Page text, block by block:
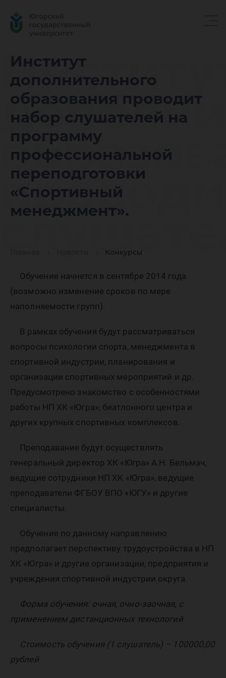
Институт
дополнительного
образования проводит
набор слушателей на
программу
профессиональной
переподготовки
«Спортивный
менеджмент».
Конкурсы
Обучение начнется в сентябре 2014 года
(возможно изменение сроков по мере
наполняемости групп).
В рамках обучения будут рассматриваться
вопросы психологии спорта, менеджмента в
спортивной индустрии, планирования и
организации спортивных мероприятий и др.
Предусмотрено знакомство с особенностями
работы НП ХК «Югра», биатлонного центра и
других крупных спортивных комплексов.
Преподавание будут осуществлять
генеральный директор ХК «Югра» А.Н. Бельмач,
ведущие сотрудники НП ХК «Югра», ведущие
преподаватели ФГБОУ ВПО «ЮГУ» и другие
специалисты.
Обучение по данному направлению
предполагает перспективу трудоустройства в НП
ХК «Югра» и другие организации, предприятия и
учреждения спортивной индустрии округа.
Форма обучения: очная, очно-заочная, с
применением дистанционных технологий
Стоимость обучения (1 слушатель) – 100000,00
рублей